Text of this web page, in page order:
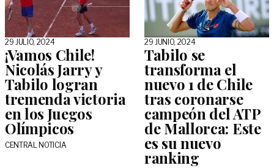
29 JULIO, 2024
¡Vamos Chile!
Nicolás Jarry y
Tabilo logran
tremenda victoria
en los Juegos
Olímpicos
CENTRAL NOTICIA
29 JUNIO, 2024
Tabilo se
transforma el
nuevo 1 de Chile
tras coronarse
campeón del ATP
de Mallorca: Este
es su nuevo
ranking